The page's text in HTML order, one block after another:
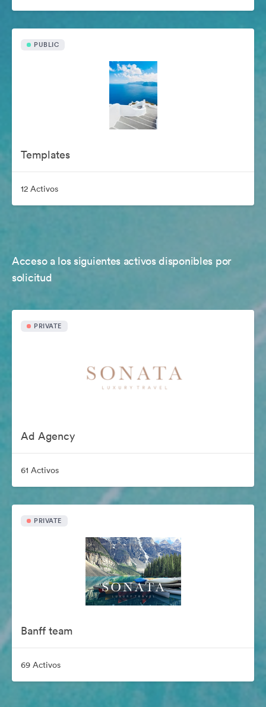
PUBLIC
Templates
12 Activos
Acceso a los siguientes activos disponibles por
solicitud
PRIVATE
Ad Agency
61 Activos
PRIVATE
Banff team
69 Activos